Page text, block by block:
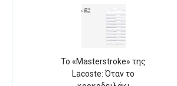
Το «Masterstroke» της
Lacoste: Όταν το